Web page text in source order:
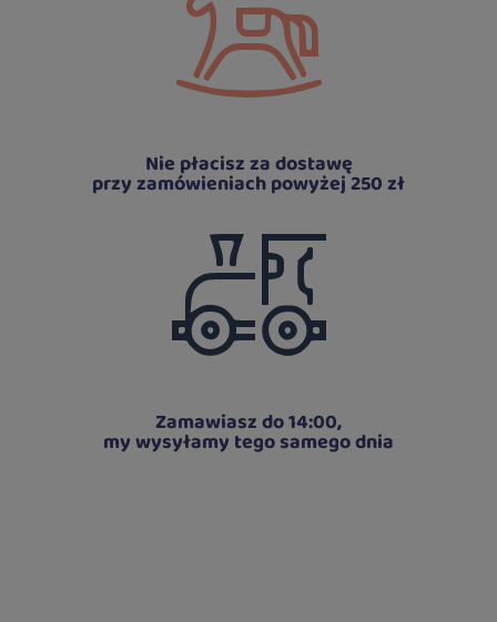
Nie płacisz za dostawę
przy zamówieniach powyżej 250 zł
Zamawiasz do 14:00,
my wysyłamy tego samego dnia